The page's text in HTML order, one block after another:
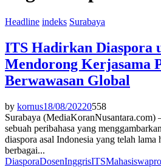
Headline indeks Surabaya
ITS Hadirkan Diaspora
Mendorong Kerjasama
Berwawasan Global
by kornus18/08/20220558
Surabaya (MediaKoranNusantara.com)
sebuah peribahasa yang
diaspora asal Indonesia yang telah lama
berbagai...
DiasporaDosenInggrisITSMahasiswa